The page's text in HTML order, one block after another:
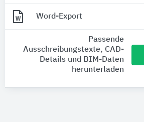
Word-Export
Passende
Ausschreibungstexte, CAD-
Details und BIM-Daten
herunterladen